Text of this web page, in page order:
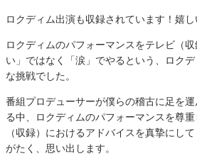
ロクディム出演も収録されています！嬉し
ロクディムのパフォーマンスをテレビ（
い」ではなく「涙」でやるという、ロク
な挑戦でした。
番組プロデューサーが僕らの稽古に足を
る中、ロクディムのパフォーマンスを尊
（収録）におけるアドバイスを真摯にし
がたく、思い出します。